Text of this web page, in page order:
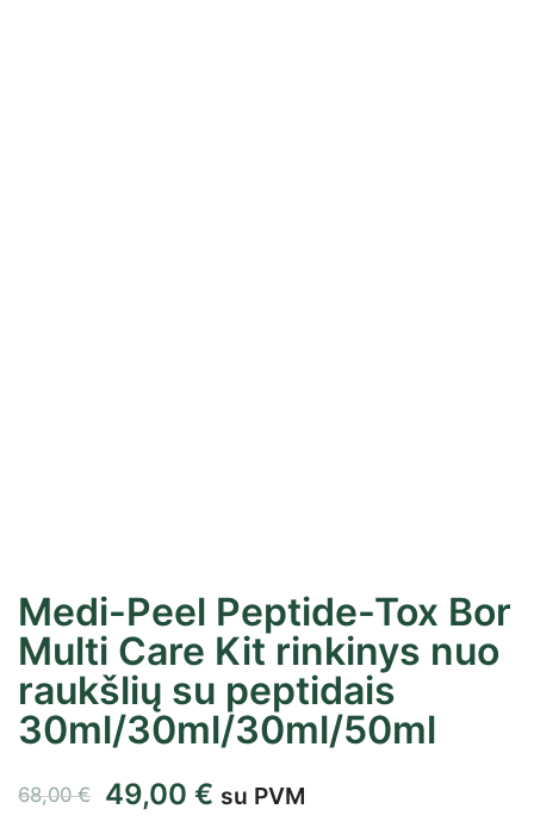
Medi-Peel Peptide-Tox Bor
Multi Care Kit rinkinys nuo
raukšlių su peptidais
30ml/30ml/30ml/50ml
68,00€ 49,00 € su PVM